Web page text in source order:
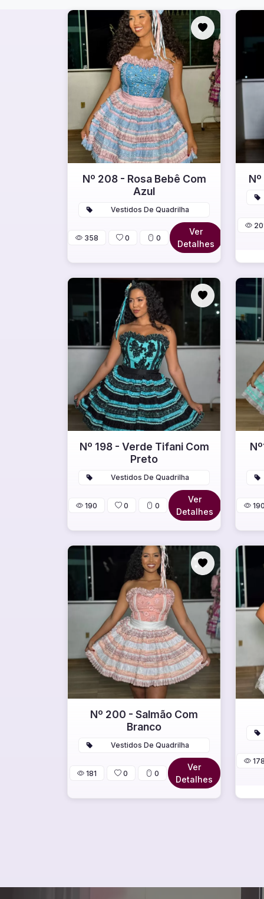
Nº 208 - Rosa Bebê Com
Azul
Vestidos De Quadrilha
358 0 0
Ver
Detalhes
Nº 198 - Verde Tifani Com
Preto
Vestidos De Quadrilha
190 0 0
Ver
Detalhes
Nº 200 - Salmão Com
Branco
Vestidos De Quadrilha
181 0 0
Ver
Detalhes